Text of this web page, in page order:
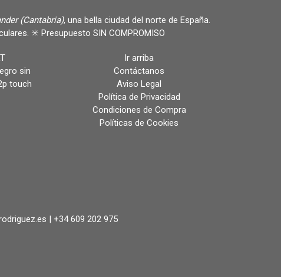
(Cantabria), una bella ciudad del norte de España.
✳️ Presupuesto SIN COMPROMISO
sin
touch
Ir arriba
Contáctanos
Aviso Legal
Política de Privacidad
Condiciones de Compra
Políticas de Cookies
| +34 609 202 975